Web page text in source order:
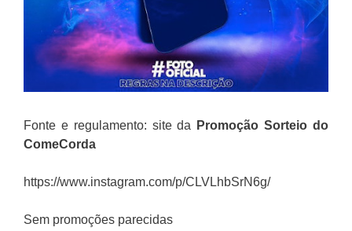
Fonte e regulamento: site da PromoçãoSorteio do
ComeCorda
https://www.instagram.com/p/CLVLhbSrN6g/
Sem promoções parecidas